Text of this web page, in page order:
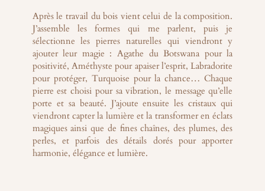
Après le travail du bois vient celui de la composition.
J’assemble les formes qui me parlent, puis je
sélectionne les pierres naturelles qui viendront y
ajouter leur magie : Agathe du Botswana pour la
positivité, Améthyste pour apaiser l’esprit, Labradorite
pour protéger, Turquoise pour la chance… Chaque
pierre est choisi pour sa vibration, le message qu’elle
porte et sa beauté. J’ajoute ensuite les cristaux qui
viendront capter la lumière et la transformer en éclats
magiques ainsi que de fines chaînes, des plumes, des
perles, et parfois des détails dorés pour apporter
harmonie, élégance et lumière.